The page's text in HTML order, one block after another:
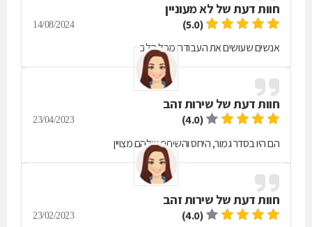
חוות דעת של לא מעוניין
(5.0)
14/08/2024
אנשים שעושים את העבודה מכל הלב
חוות דעת של שירות זהב
(4.0)
23/04/2023
הם היו בסדר גמור, היחס והשירות שלהם מצויין
חוות דעת של שירות זהב
(4.0)
23/02/2023